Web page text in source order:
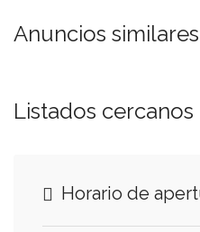
Anuncios similares
Listados cercanos
Horario de